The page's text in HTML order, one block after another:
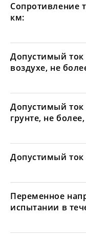
км:
Допустимый ток
воздухе, не
Допустимый ток
грунте, не
Допустимый ток
Переменное
испытании в